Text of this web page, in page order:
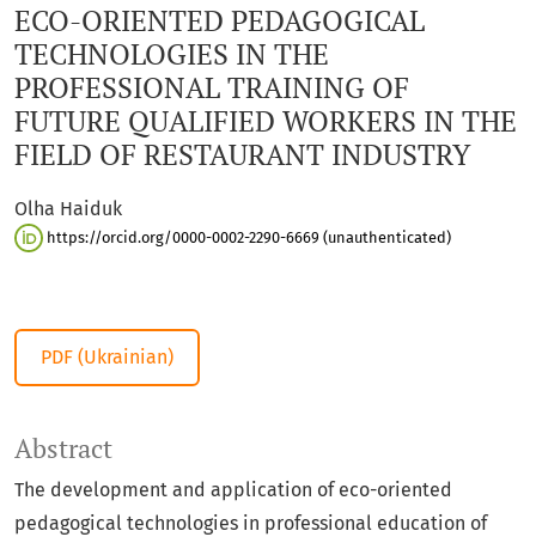
ECO-ORIENTED PEDAGOGICAL
TECHNOLOGIES IN THE
PROFESSIONAL TRAINING OF
FUTURE QUALIFIED WORKERS IN THE
FIELD OF RESTAURANT INDUSTRY
Olha Haiduk
https://orcid.org/0000-0002-2290-6669 (unauthenticated)
PDF (Ukrainian)
Abstract
The development and application of eco-oriented
pedagogical technologies in professional education of